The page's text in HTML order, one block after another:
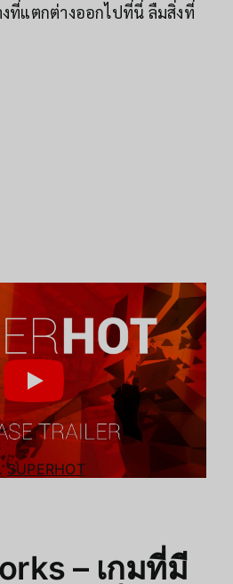
ที่แตกต่างออกไปที่นี่ ลืมสิ่งที่
SUPERHOT
– เกมที่มี